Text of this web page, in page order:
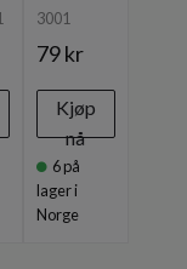
3001
79 kr
Kjøp
nå
6 på
lager i
Norge